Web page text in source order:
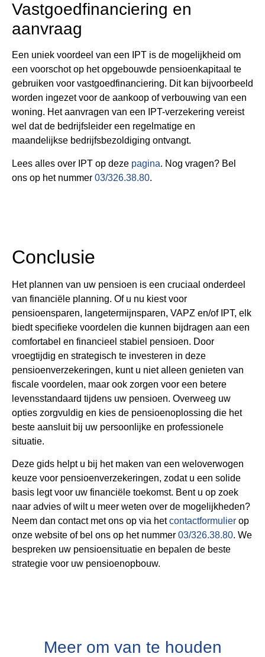
Vastgoedfinanciering en
aanvraag
Een uniek voordeel van een IPT is de mogelijkheid om
een voorschot op het opgebouwde pensioenkapitaal te
gebruiken voor vastgoedfinanciering. Dit kan bijvoorbeeld
worden ingezet voor de aankoop of verbouwing van een
woning. Het aanvragen van een IPT-verzekering vereist
wel dat de bedrijfsleider een regelmatige en
maandelijkse bedrijfsbezoldiging ontvangt​​.
Lees alles over IPT op deze pagina. Nog vragen? Bel
ons op het nummer 03/326.38.80.
Conclusie
Het plannen van uw pensioen is een cruciaal onderdeel
van financiële planning. Of u nu kiest voor
pensioensparen, langetermijnsparen, VAPZ en/of IPT, elk
biedt specifieke voordelen die kunnen bijdragen aan een
comfortabel en financieel stabiel pensioen. Door
vroegtijdig en strategisch te investeren in deze
pensioenverzekeringen, kunt u niet alleen genieten van
fiscale voordelen, maar ook zorgen voor een betere
levensstandaard tijdens uw pensioen. Overweeg uw
opties zorgvuldig en kies de pensioenoplossing die het
beste aansluit bij uw persoonlijke en professionele
situatie.
Deze gids helpt u bij het maken van een weloverwogen
keuze voor pensioenverzekeringen, zodat u een solide
basis legt voor uw financiële toekomst. Bent u op zoek
naar advies of wilt u meer weten over de mogelijkheden?
Neem dan contact met ons op via hetcontactformulier op
onze website of bel ons op het nummer 03/326.38.80. We
bespreken uw pensioensituatie en bepalen de beste
strategie voor uw pensioenopbouw.
Meer om van te houden